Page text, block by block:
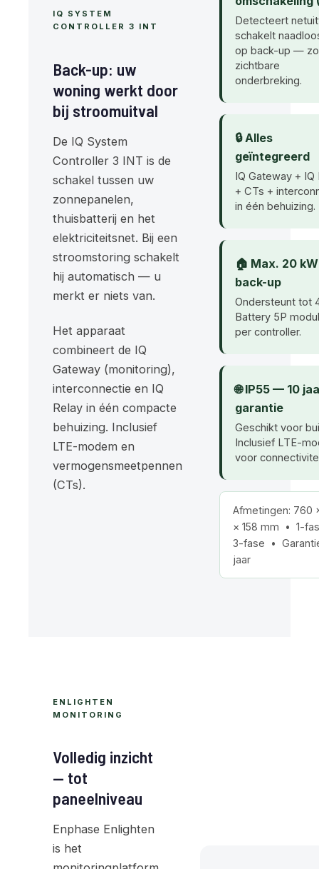
IQ SYSTEM
CONTROLLER 3 INT
Back-up: uw
woning werkt door
bij stroomuitval
De IQ System
Controller 3 INT is de
schakel tussen uw
zonnepanelen,
thuisbatterij en het
elektriciteitsnet. Bij een
stroomstoring schakelt
hij automatisch — u
merkt er niets van.
Het apparaat
combineert de IQ
Gateway (monitoring),
interconnectie en IQ
Relay in één compacte
behuizing. Inclusief
LTE-modem en
vermogensmeetpennen
(CTs).
Detecteert
schakelt
op back-up —
zichtbare
onderbreking.
🔒 Alles
geïntegreerd
IQ Gateway + IQ
+ CTs +
in één behuizing.
🏠 Max. 20
back-up
Ondersteunt tot
Battery 5P
per controller.
🌐 IP55 — 10
garantie
Geschikt voor
Inclusief LTE-
voor
Afmetingen: 760
× 158 mm • 1-
3-fase •
jaar
ENLIGHTEN
MONITORING
Volledig inzicht
— tot
paneelniveau
Enphase Enlighten
is het